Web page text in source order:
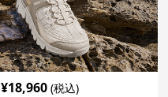
¥18,960 (税込)